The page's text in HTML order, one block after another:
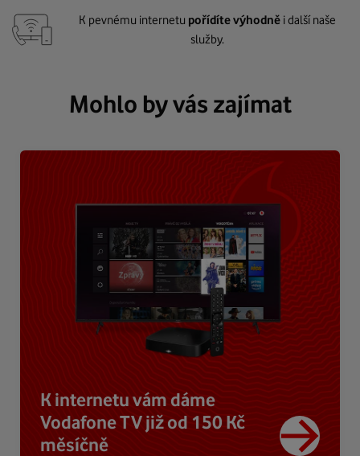
K pevnému internetu pořídíte výhodně i další naše
služby.
Mohlo by vás zajímat
K internetu vám dáme
Vodafone TV již od 150 Kč
měsíčně